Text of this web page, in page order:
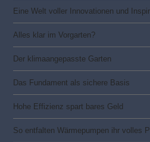
Eine Welt voller Innovationen und
Alles klar im Vorgarten?
Der klimaangepasste Garten
Das Fundament als sichere Basis
Hohe Effizienz spart bares Geld
So entfalten Wärmepumpen ihr volles